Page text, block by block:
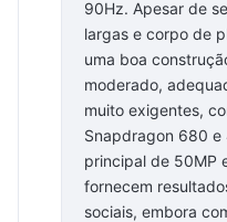
90Hz. Apesar de
largas e corpo de
uma boa
moderado,
muito exigentes,
Snapdragon 680 e
principal de 50MP
fornecem
sociais, embora